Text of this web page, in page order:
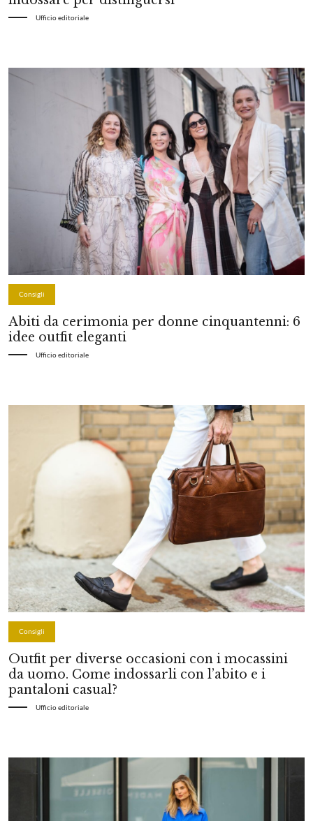
Ufficio editoriale
Consigli
Abiti da cerimonia per donne cinquantenni: 6
idee outfit eleganti
Ufficio editoriale
Consigli
Outfit per diverse occasioni con i mocassini
da uomo. Come indossarli con l’abito e i
pantaloni casual?
Ufficio editoriale